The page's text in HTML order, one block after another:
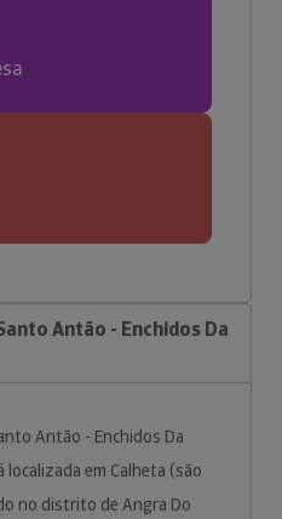
Antão - Enchidos Da
Antão - Enchidos Da
localizada em Calheta (são
no distrito de Angra Do